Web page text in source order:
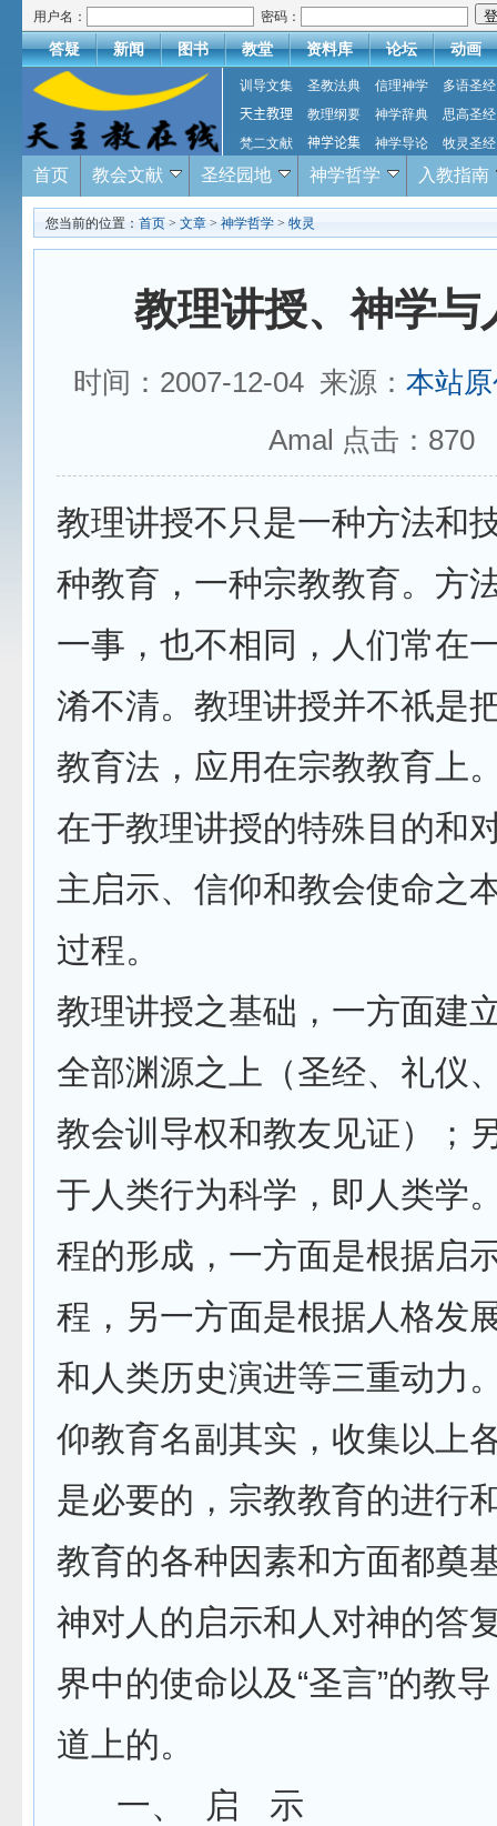
用户名： 密码：
答疑 新闻 图书 教堂 资料库 论坛 动画
训导文集 圣教法典 信理神学
多语圣经
天主教理
教理纲要 神学辞典
思高圣经
梵二文献
神学论集 神学导论 牧灵圣经
首页 教会文献 圣经园地 神学哲学 入教指南
您当前的位置： 首页 > 文章 > 神学哲学 > 牧灵
教理讲授、神学与
时间：2007-12-04 来源： 本站
Amal 点击： 870
教理讲授不只是一种方法和
种教育，一种宗教教育。方
一事，也不相同，人们常在
淆不清。教理讲授并不祇是
教育法，应用在宗教教育上
在于教理讲授的特殊目的和
主启示、信仰和教会使命之
过程。
教理讲授之基础，一方面建
全部渊源之上（圣经、礼仪
教会训导权和教友见证）；
于人类行为科学，即人类学
程的形成，一方面是根据启
程，另一方面是根据人格发
和人类历史演进等三重动力
仰教育名副其实，收集以上
是必要的，宗教教育的进行
教育的各种因素和方面都奠
神对人的启示和人对神的答
界中的使命以及“圣言”的教
道上的。
一、 启 示